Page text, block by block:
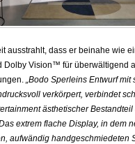
ausstrahlt, dass er beinahe wie
Dolby Vision™ für überwältigend
„Bodo Sperleins Entwurf
verkörpert, verbindet
ästhetischer
extrem flache Display, in dem
aufwändig handgeschmiedeten